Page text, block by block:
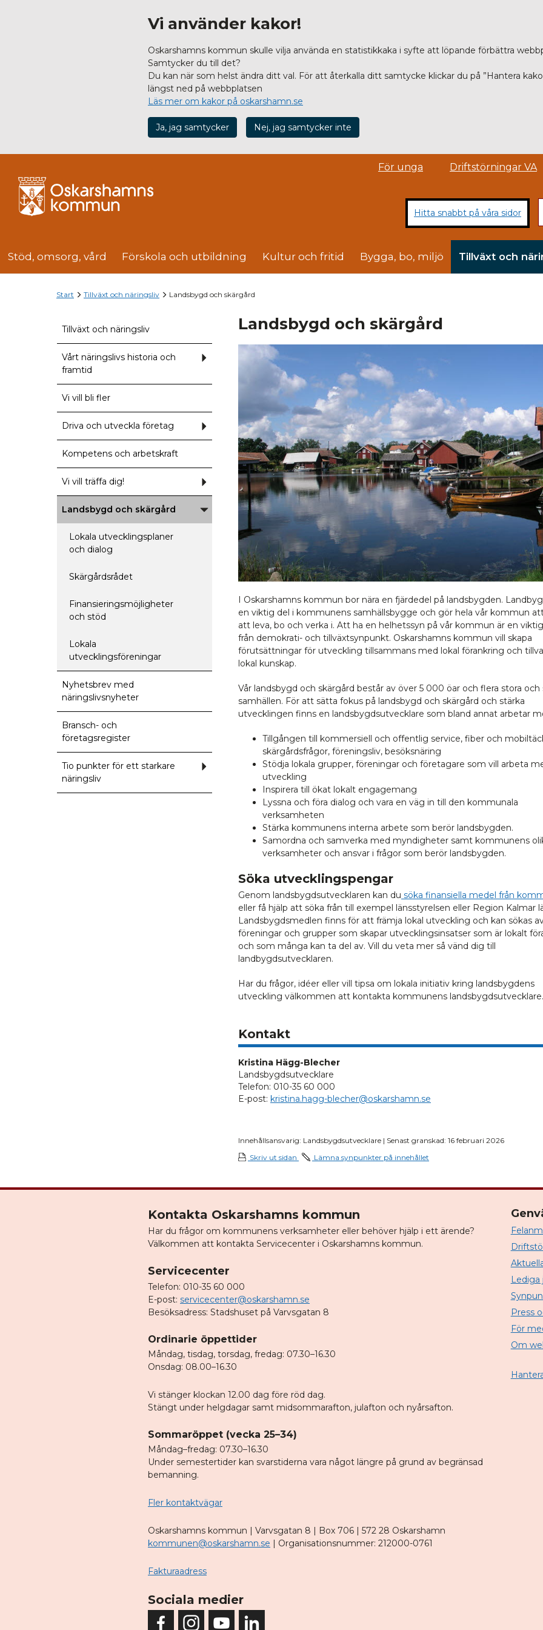
Vi använder kakor!
Oskarshamns kommun skulle vilja använda en statistikkaka i syfte att löpande förbättra
Samtycker du till det?
Du kan när som helst ändra ditt val. För att återkalla ditt samtycke klickar du på ”Hantera
längst ned på webbplatsen
Läs mer om kakor på oskarshamn.se
Ja, jag samtycker Nej, jag samtycker inte
För unga Driftstörningar VA
Hitta snabbt på våra sidor
Stöd, omsorg, vård Förskola och utbildning Kultur och fritid Bygga, bo, miljö Tillväxt och
Start Tillväxt och näringsliv Landsbygd och skärgård
Tillväxt och näringsliv
Vårt näringslivs historia och
framtid
näringslivs
Vi vill bli fler
Driva och utveckla företag
Undermeny
Driva
företag
Kompetens och arbetskraft
Vi vill träffa dig!
Undermeny
Vi
vill
dig!
Landsbygd och skärgård
för
Lokala utvecklingsplaner
och dialog
Skärgårdsrådet
Finansieringsmöjligheter
och stöd
Lokala
utvecklingsföreningar
Nyhetsbrev med
näringslivsnyheter
Bransch- och
företagsregister
Tio punkter för ett starkare
näringsliv
punkter
Landsbygd och skärgård
I Oskarshamns kommun bor nära en fjärdedel på landsbygden.
en viktig del i kommunens samhällsbygge och gör hela vår kommun
att leva, bo och verka i. Att ha en helhetssyn på vår kommun är en
från demokrati- och tillväxtsynpunkt. Oskarshamns kommun vill skapa
förutsättningar för utveckling tillsammans med lokal förankring och
lokal kunskap.
Vår landsbygd och skärgård består av över 5 000 öar och flera stora och
samhällen. För att sätta fokus på landsbygd och skärgård och stärka
utvecklingen finns en landsbygdsutvecklare som bland annat arbetar
Tillgången till kommersiell och offentlig service, fiber och
skärgårdsfrågor, föreningsliv, besöksnäring
Stödja lokala grupper, föreningar och företagare som vill arbeta
utveckling
Inspirera till ökat lokalt engagemang
Lyssna och föra dialog och vara en väg in till den kommunala
verksamheten
Stärka kommunens interna arbete som berör landsbygden.
Samordna och samverka med myndigheter samt kommunens
verksamheter och ansvar i frågor som berör landsbygden.
Söka utvecklingspengar
Genom landsbygdsutvecklaren kan du söka finansiella medel från
eller få hjälp att söka från till exempel länsstyrelsen eller Region Kalmar
Landsbygdsmedlen finns för att främja lokal utveckling och kan sökas
föreningar och grupper som skapar utvecklingsinsatser som är lokalt
och som många kan ta del av. Vill du veta mer så vänd dig till
landbygdsutvecklaren.
Har du frågor, idéer eller vill tipsa om lokala initiativ kring landsbygdens
utveckling välkommen att kontakta kommunens landsbygdsutvecklare.
Kontakt
Kristina Hägg-Blecher
Landsbygdsutvecklare
Telefon: 010-35 60 000
E-post: kristina.hagg-blecher@oskarshamn.se
Innehållsansvarig: Landsbygdsutvecklare | Senast granskad: 16 februari 2026
Skriv ut sidan
Lämna synpunkter på innehållet
Kontakta Oskarshamns kommun
Har du frågor om kommunens verksamheter eller behöver hjälp i ett ärende?
Välkommen att kontakta Servicecenter i Oskarshamns kommun.
Servicecenter
Telefon: 010-35 60 000
E-post: servicecenter@oskarshamn.se
Besöksadress: Stadshuset på Varvsgatan 8
Ordinarie öppettider
Måndag, tisdag, torsdag, fredag: 07.30–16.30
Onsdag: 08.00–16.30
Vi stänger klockan 12.00 dag före röd dag.
Stängt under helgdagar samt midsommarafton, julafton och nyårsafton.
Sommaröppet (vecka 25–34)
Måndag–fredag: 07.30–16.30
Under semestertider kan svarstiderna vara något längre på grund av begränsad
bemanning.
Fler kontaktvägar
Oskarshamns kommun | Varvsgatan 8 | Box 706 | 572 28 Oskarshamn
kommunen@oskarshamn.se | Organisationsnummer: 212000-0761
Fakturaadress
Sociala medier
Lediga
Press
För
Om